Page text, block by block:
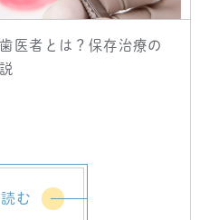
医者とは？保存治療の
む